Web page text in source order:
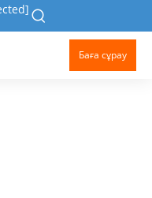
Баға сұрау